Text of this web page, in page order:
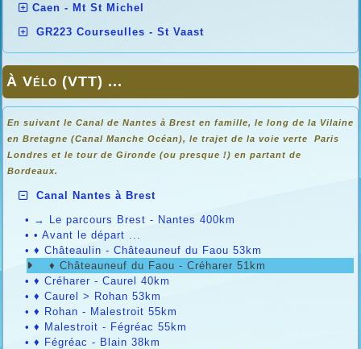
Caen - Mt St Michel
GR223 Courseulles - St Vaast
À Vélo (VTT) ...
En suivant le Canal de Nantes à Brest en famille, le long de la Vilaine
en Bretagne (Canal Manche Océan), le trajet de la voie verte Paris
Londres et le tour de Gironde (ou presque !) en partant de
Bordeaux.
Canal Nantes à Brest
• → Le parcours Brest - Nantes 400km
• • Avant le départ ...
• ♦ Châteaulin - Châteauneuf du Faou 53km
♦ Châteauneuf du Faou - Créharer 51km
• ♦ Créharer - Caurel 40km
• ♦ Caurel > Rohan 53km
• ♦ Rohan - Malestroit 55km
• ♦ Malestroit - Fégréac 55km
• ♦ Fégréac - Blain 38km